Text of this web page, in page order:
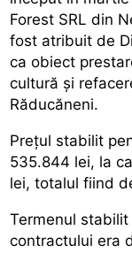
Forest SRL din
fost atribuit de
ca obiect
cultură şi
Răducăneni.
Preţul stabilit
535.844 lei, la
lei, totalul fiind
Termenul
contractului era